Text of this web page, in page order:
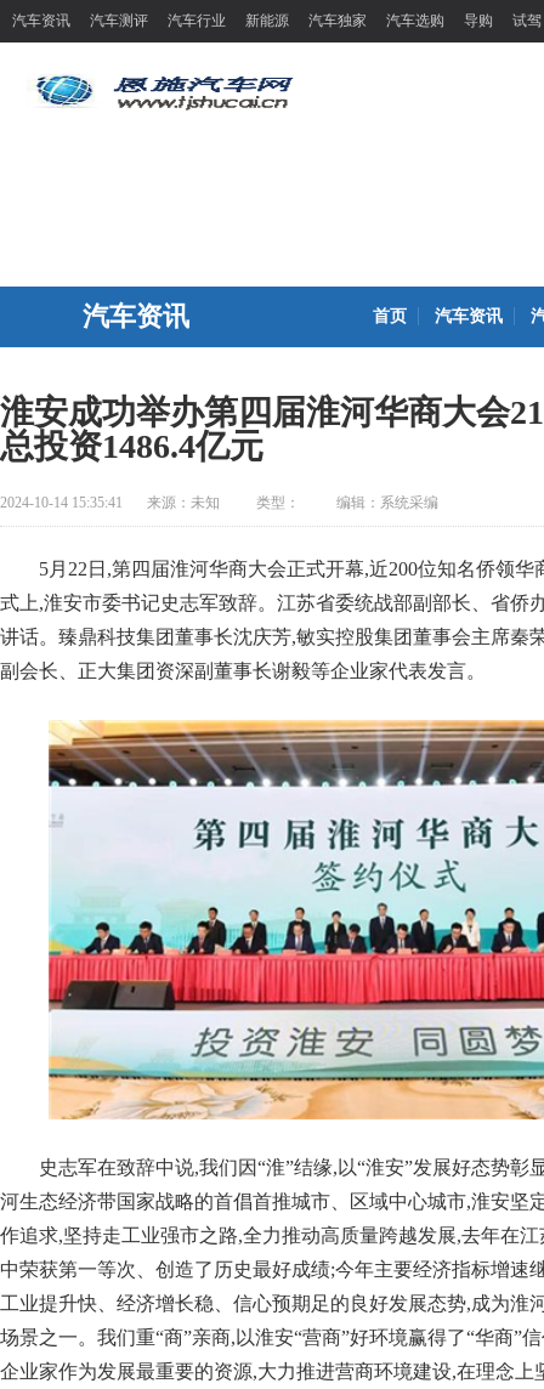
汽车资讯 汽车测评 汽车行业 新能源 汽车独家 汽车选购 导购 试驾
汽车资讯 首页 汽车资讯
淮安成功举办第四届淮河华商大会
总投资1486.4亿元
2024-10-14 15:35:41 来源： 未知 类型： 编辑：系统采编
5月22日,第四届淮河华商大会正式开幕,近200位知名侨领
式上,淮安市委书记史志军致辞。江苏省委统战部副部长、省侨
讲话。臻鼎科技集团董事长沈庆芳,敏实控股集团董事会主席秦
副会长、正大集团资深副董事长谢毅等企业家代表发言。
史志军在致辞中说,我们因“淮”结缘,以“淮安”发展好态势彰
河生态经济带国家战略的首倡首推城市、区域中心城市,淮安坚
作追求,坚持走工业强市之路,全力推动高质量跨越发展,去年在
中荣获第一等次、创造了历史最好成绩;今年主要经济指标增速
工业提升快、经济增长稳、信心预期足的良好发展态势,成为淮
场景之一。我们重“商”亲商,以淮安“营商”好环境赢得了“华商”
企业家作为发展最重要的资源,大力推进营商环境建设,在理念上